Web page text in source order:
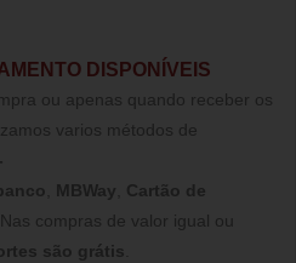
DISPONÍVEIS
ou apenas quando receber os
varios métodos de
MBWay
Cartão de
Nas compras de valor igual ou
são grátis